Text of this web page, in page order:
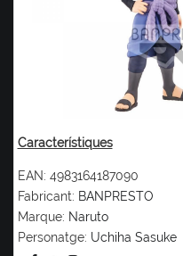
Característiques
EAN: 4983164187090
Fabricant: BANPRESTO
Marque: Naruto
Personatge: Uchiha Sasuke